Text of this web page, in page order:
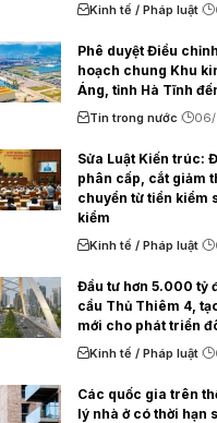
Kinh tế / Pháp luật
Phê duyệt Điều
hoạch chung Khu
Áng, tỉnh Hà Tĩnh
Tin trong nước
Sửa Luật Kiến trúc:
phân cấp, cắt giảm
chuyển từ tiền kiểm
kiểm
Kinh tế / Pháp luật
Đầu tư hơn 5.000 tỷ
cầu Thủ Thiêm 4,
mới cho phát triển
Kinh tế / Pháp luật
Các quốc gia trên
lý nhà ở có thời hạn